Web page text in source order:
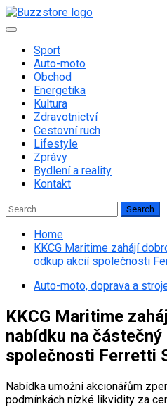
Skip
to
Primary
Sport
Auto-moto
Obchod
Energetika
Kultura
Zdravotnictví
Cestovní ruch
Lifestyle
Zprávy
Bydlení a reality
Kontakt
Search
for:
Home
KKCG Maritime zahájí
odkup akcií společnosti
Auto-moto, doprava a
KKCG Maritime
nabídku na
společnosti Ferretti
Nabídka umožní akcionářům
podmínkách nízké likvidity za